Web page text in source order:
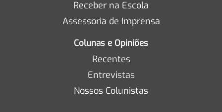
Receber na Escola
Assessoria de Imprensa
Colunas e Opiniões
Recentes
Entrevistas
Nossos Colunistas